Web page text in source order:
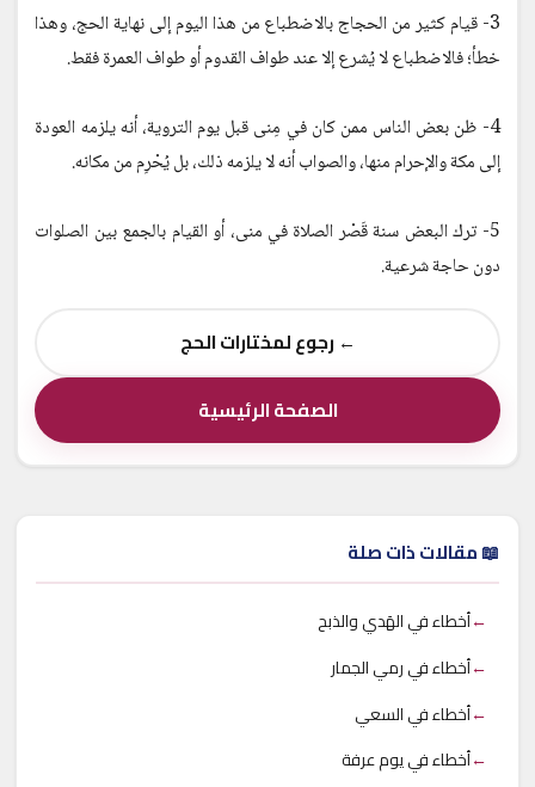
3- قيام كثير من الحجاج بالاضطباع من هذا اليوم إلى نهاية الحج، وهذا
خطأ؛ فالاضطباع لا يُشرع إلا عند طواف القدوم أو طواف العمرة فقط.
4- ظن بعض الناس ممن كان في مِنى قبل يوم التروية، أنه يلزمه العودة
إلى مكة والإحرام منها، والصواب أنه لا يلزمه ذلك، بل يُحْرِم من مكانه.
5- ترك البعض سنة قَصْر الصلاة في منى، أو القيام بالجمع بين الصلوات
دون حاجة شرعية.
← رجوع لمختارات الحج
الصفحة الرئيسية
📖 مقالات ذات صلة
←أخطاء في الهَدي والذبح
←أخطاء في رمي الجمار
←أخطاء في السعي
←أخطاء في يوم عرفة